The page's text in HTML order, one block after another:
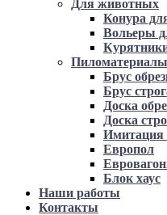
Для животных
Конура
Вольеры
Пиломатериалы
Брус
Брус
Доска
Доска
Имитация
Европол
Блок хаус
Наши работы
Контакты